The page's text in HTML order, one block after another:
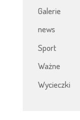
Galerie
news
Sport
Ważne
Wycieczki